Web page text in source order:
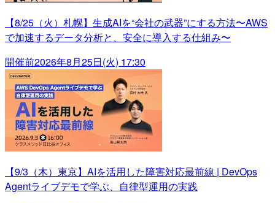
【8/25（火）札幌】生成AIを“会社の武器”にする方法〜AWS
で加速するデータ分析と、安全に導入する仕組み〜
開催前2026年8月25日(火) 17:30
【9/3（木）東京】AIを活用した障害対応最前線 | DevOps
Agentライブデモで学ぶ、自律型運用の実践